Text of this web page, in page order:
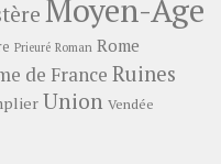
Moyen-Age
Prieuré Roman Rome
de France Ruines
Union Vendée